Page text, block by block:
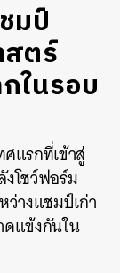
มป์
สตร์
ในรอบ
แรกที่เข้าสู่
โชว์ฟอร์ม
ว่างแชมป์เก่า
ดแข้งกันใน